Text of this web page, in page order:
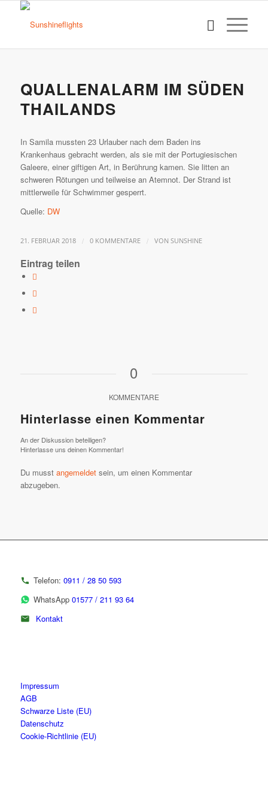
QUALLENALARM IM SÜDEN
THAILANDS
In Samila mussten 23 Urlauber nach dem Baden ins
Krankenhaus gebracht werden, als sie mit der Portugiesischen
Galeere, einer giftigen Art, in Berührung kamen. Sie litten an
schweren Rötungen und teilweise an Atemnot. Der Strand ist
mittlerweile für Schwimmer gesperrt.
Quelle: DW
21. FEBRUAR 2018 / 0 KOMMENTARE / VON SUNSHINE
Eintrag teilen
0
KOMMENTARE
Hinterlasse einen Kommentar
An der Diskussion beteiligen?
Hinterlasse uns deinen Kommentar!
Du musst angemeldetsein, um einen Kommentar
abzugeben.
Telefon: 0911 / 28 50 593
WhatsApp 01577 / 211 93 64
Kontakt
Impressum
AGB
Schwarze Liste (EU)
Datenschutz
Cookie-Richtlinie (EU)